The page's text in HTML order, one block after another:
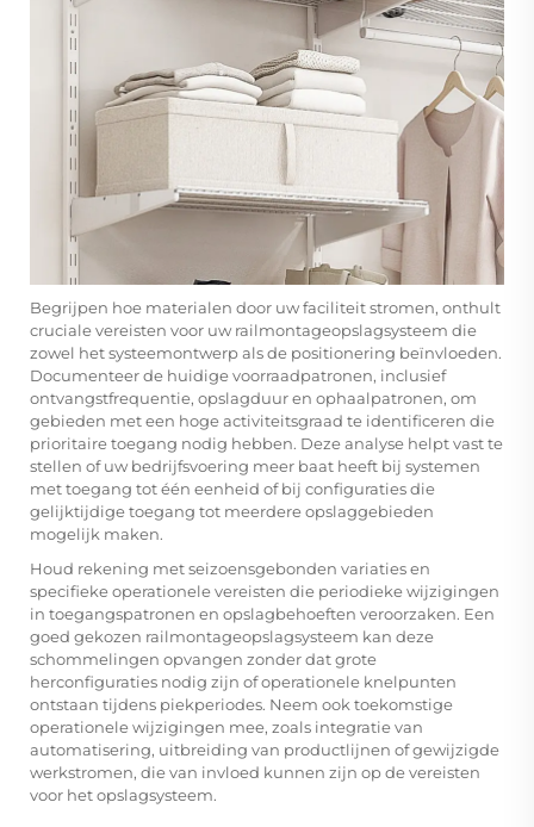
Begrijpen hoe materialen door uw faciliteit stromen, onthult
cruciale vereisten voor uw railmontageopslagsysteem die
zowel het systeemontwerp als de positionering beïnvloeden.
Documenteer de huidige voorraadpatronen, inclusief
ontvangstfrequentie, opslagduur en ophaalpatronen, om
gebieden met een hoge activiteitsgraad te identificeren die
prioritaire toegang nodig hebben. Deze analyse helpt vast te
stellen of uw bedrijfsvoering meer baat heeft bij systemen
met toegang tot één eenheid of bij configuraties die
gelijktijdige toegang tot meerdere opslaggebieden
mogelijk maken.
Houd rekening met seizoensgebonden variaties en
specifieke operationele vereisten die periodieke wijzigingen
in toegangspatronen en opslagbehoeften veroorzaken. Een
goed gekozen railmontageopslagsysteem kan deze
schommelingen opvangen zonder dat grote
herconfiguraties nodig zijn of operationele knelpunten
ontstaan tijdens piekperiodes. Neem ook toekomstige
operationele wijzigingen mee, zoals integratie van
automatisering, uitbreiding van productlijnen of gewijzigde
werkstromen, die van invloed kunnen zijn op de vereisten
voor het opslagsysteem.